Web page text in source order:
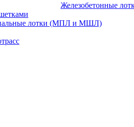
Железобетонные
лотки (МПЛ и МШЛ)